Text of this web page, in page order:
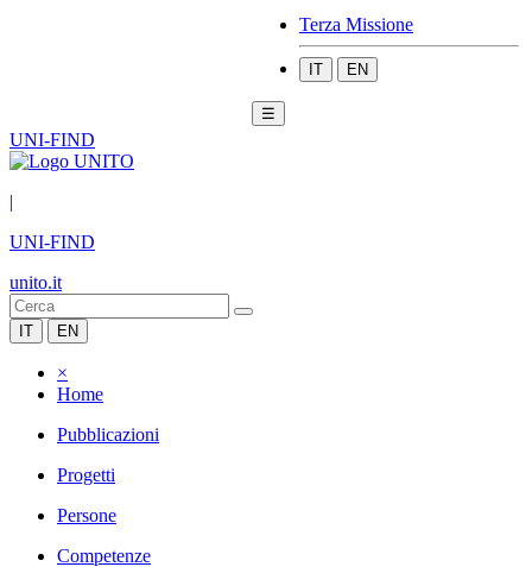
Terza Missione
IT EN
☰
UNI-FIND
|
UNI-FIND
unito.it
IT EN
×
Home
Pubblicazioni
Progetti
Persone
Competenze